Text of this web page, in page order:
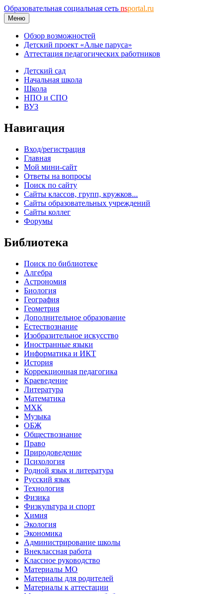
Образовательная социальная сеть nsportal.ru
Меню
Обзор возможностей
Детский проект «Алые паруса»
Аттестация педагогических работников
Детский сад
Начальная школа
Школа
НПО и СПО
ВУЗ
Навигация
Вход/регистрация
Главная
Мой мини-сайт
Ответы на вопросы
Поиск по сайту
Сайты классов, групп, кружков...
Сайты образовательных учреждений
Сайты коллег
Форумы
Библиотека
Поиск по библиотеке
Алгебра
Астрономия
Биология
География
Геометрия
Дополнительное образование
Естествознание
Изобразительное искусство
Иностранные языки
Информатика и ИКТ
История
Коррекционная педагогика
Краеведение
Литература
Математика
МХК
Музыка
ОБЖ
Обществознание
Право
Природоведение
Психология
Родной язык и литература
Русский язык
Технология
Физика
Физкультура и спорт
Химия
Экология
Экономика
Администрирование школы
Внеклассная работа
Классное руководство
Материалы МО
Материалы для родителей
Материалы к аттестации